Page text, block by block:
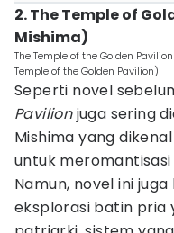
2. The Temple of
Mishima)
The Temple of the Golden
Temple of the Golden Pavilion)
Seperti novel
Pavilionjuga sering
Mishima yang
untuk
Namun, novel ini
eksplorasi batin pria